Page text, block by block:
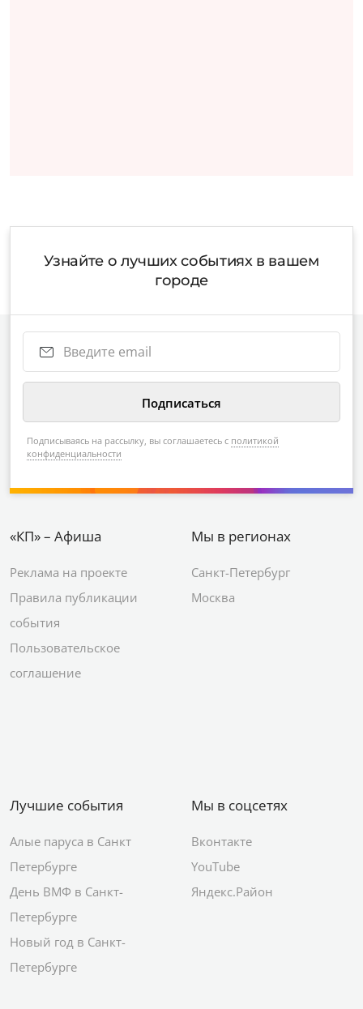
Узнайте о лучших событиях в вашем
городе
Подписываясь на рассылку, вы соглашаетесь с политикой
конфиденциальности
«КП» – Афиша
Реклама на проекте
Правила публикации
события
Пользовательское
соглашение
Мы в регионах
Санкт-Петербург
Москва
Лучшие события
Алые паруса в Санкт
Петербурге
День ВМФ в Санкт-
Петербурге
Новый год в Санкт-
Петербурге
Мы в соцсетях
Вконтакте
YouTube
Яндекс.Район